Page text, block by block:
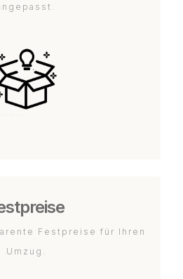
Festpreise für Ihren
Umzug.